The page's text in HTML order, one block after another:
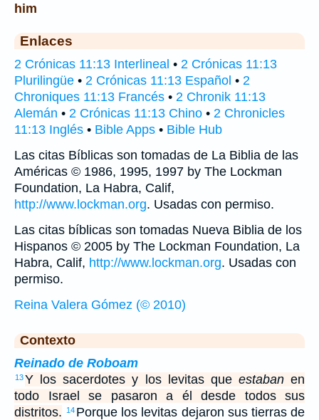
him
Enlaces
2 Crónicas 11:13 Interlineal • 2 Crónicas 11:13
Plurilingüe • 2 Crónicas 11:13 Español • 2
Chroniques 11:13 Francés • 2 Chronik 11:13
Alemán • 2 Crónicas 11:13 Chino • 2 Chronicles
11:13 Inglés • Bible Apps • Bible Hub
Las citas Bíblicas son tomadas de La Biblia de las
Américas © 1986, 1995, 1997 by The Lockman
Foundation, La Habra, Calif,
http://www.lockman.org. Usadas con permiso.
Las citas bíblicas son tomadas Nueva Biblia de los
Hispanos © 2005 by The Lockman Foundation, La
Habra, Calif, http://www.lockman.org. Usadas con
permiso.
Reina Valera Gómez (© 2010)
Contexto
Reinado de Roboam
13Y los sacerdotes y los levitas que estabanen
todo Israel se pasaron a él desde todos sus
distritos.
14 Porque los levitas dejaron sus tierras de